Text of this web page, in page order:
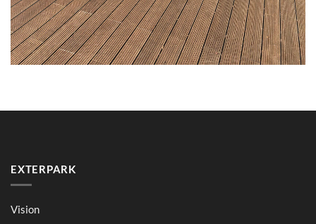
EXTERPARK
Vision